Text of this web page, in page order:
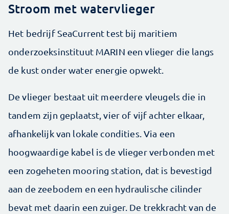
Stroom met watervlieger
Het bedrijf SeaCurrent test bij maritiem
onderzoeksinstituut MARIN een vlieger die langs
de kust onder water energie opwekt.
De vlieger bestaat uit meerdere vleugels die in
tandem zijn geplaatst, vier of vijf achter elkaar,
afhankelijk van lokale condities. Via een
hoogwaardige kabel is de vlieger verbonden met
een zogeheten mooring station, dat is bevestigd
aan de zeebodem en een hydraulische cilinder
bevat met daarin een zuiger. De trekkracht van de